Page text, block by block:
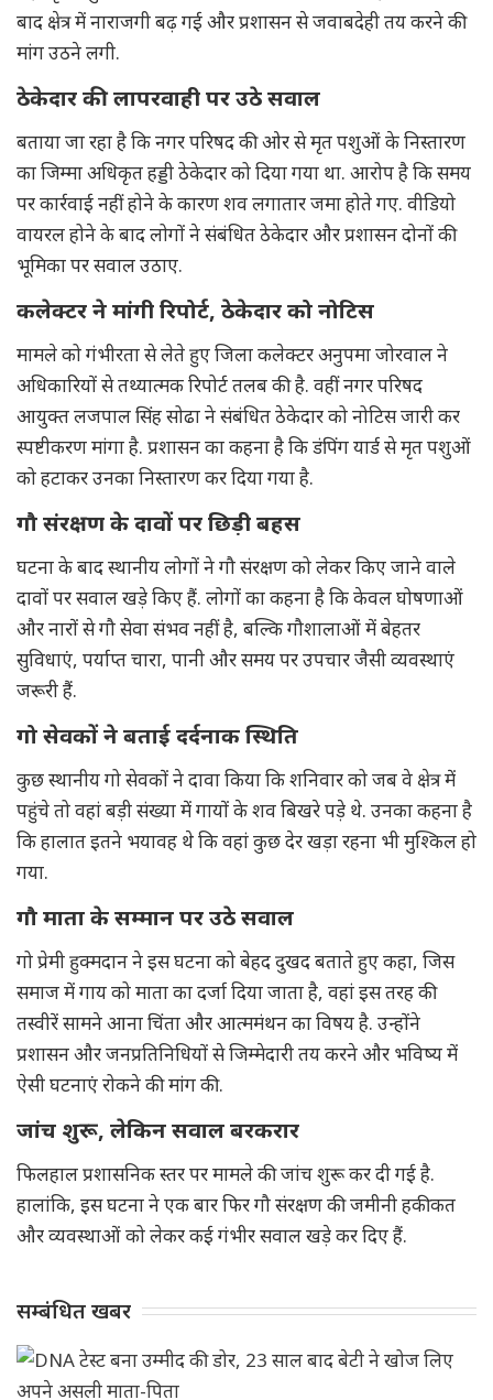
बाद क्षेत्र में नाराजगी बढ़ गई और प्रशासन से जवाबदेही तय करने की
मांग उठने लगी.
ठेकेदार की लापरवाही पर उठे सवाल
बताया जा रहा है कि नगर परिषद की ओर से मृत पशुओं के निस्तारण
का जिम्मा अधिकृत हड्डी ठेकेदार को दिया गया था. आरोप है कि समय
पर कार्रवाई नहीं होने के कारण शव लगातार जमा होते गए. वीडियो
वायरल होने के बाद लोगों ने संबंधित ठेकेदार और प्रशासन दोनों की
भूमिका पर सवाल उठाए.
कलेक्टर ने मांगी रिपोर्ट, ठेकेदार को नोटिस
मामले को गंभीरता से लेते हुए जिला कलेक्टर अनुपमा जोरवाल ने
अधिकारियों से तथ्यात्मक रिपोर्ट तलब की है. वहीं नगर परिषद
आयुक्त लजपाल सिंह सोढा ने संबंधित ठेकेदार को नोटिस जारी कर
स्पष्टीकरण मांगा है. प्रशासन का कहना है कि डंपिंग यार्ड से मृत पशुओं
को हटाकर उनका निस्तारण कर दिया गया है.
गौ संरक्षण के दावों पर छिड़ी बहस
घटना के बाद स्थानीय लोगों ने गौ संरक्षण को लेकर किए जाने वाले
दावों पर सवाल खड़े किए हैं. लोगों का कहना है कि केवल घोषणाओं
और नारों से गौ सेवा संभव नहीं है, बल्कि गौशालाओं में बेहतर
सुविधाएं, पर्याप्त चारा, पानी और समय पर उपचार जैसी व्यवस्थाएं
जरूरी हैं.
गो सेवकों ने बताई दर्दनाक स्थिति
कुछ स्थानीय गो सेवकों ने दावा किया कि शनिवार को जब वे क्षेत्र में
पहुंचे तो वहां बड़ी संख्या में गायों के शव बिखरे पड़े थे. उनका कहना है
कि हालात इतने भयावह थे कि वहां कुछ देर खड़ा रहना भी मुश्किल हो
गया.
गौ माता के सम्मान पर उठे सवाल
गो प्रेमी हुक्मदान ने इस घटना को बेहद दुखद बताते हुए कहा, जिस
समाज में गाय को माता का दर्जा दिया जाता है, वहां इस तरह की
तस्वीरें सामने आना चिंता और आत्ममंथन का विषय है. उन्होंने
प्रशासन और जनप्रतिनिधियों से जिम्मेदारी तय करने और भविष्य में
ऐसी घटनाएं रोकने की मांग की.
जांच शुरू, लेकिन सवाल बरकरार
फिलहाल प्रशासनिक स्तर पर मामले की जांच शुरू कर दी गई है.
हालांकि, इस घटना ने एक बार फिर गौ संरक्षण की जमीनी हकीकत
और व्यवस्थाओं को लेकर कई गंभीर सवाल खड़े कर दिए हैं.
सम्बंधित खबर